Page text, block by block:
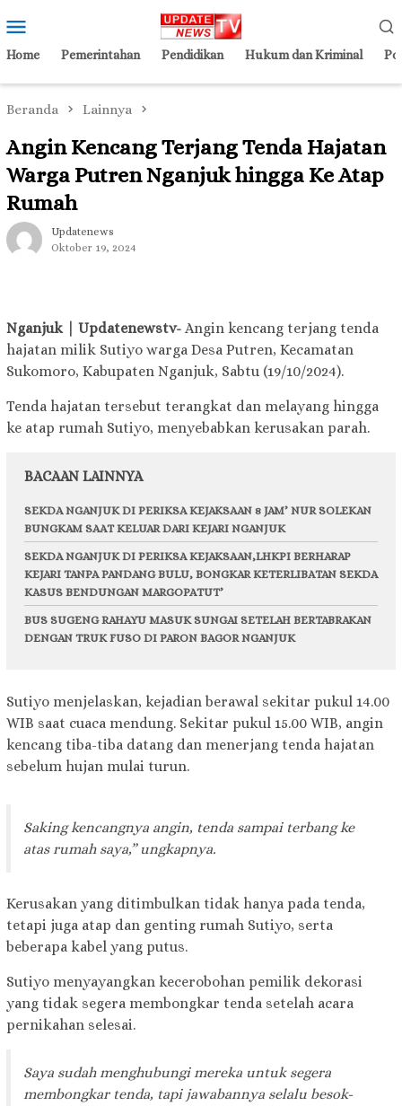
ke
kontenMobile
Home Pemerintahan Pendidikan Hukum dan Kriminal
Beranda Lainnya
Angin Kencang Terjang Tenda Hajatan
Warga Putren Nganjuk hingga Ke Atap
Rumah
Updatenews
Oktober 19, 2024
Nganjuk | Updatenewstv- Angin kencang terjang tenda
hajatan milik Sutiyo warga Desa Putren, Kecamatan
Sukomoro, Kabupaten Nganjuk, Sabtu (19/10/2024).
Tenda hajatan tersebut terangkat dan melayang hingga
ke atap rumah Sutiyo, menyebabkan kerusakan parah.
BACAAN LAINNYA
SEKDA NGANJUK DI PERIKSA KEJAKSAAN 8 JAM’ NUR SOLEKAN
BUNGKAM SAAT KELUAR DARI KEJARI NGANJUK
SEKDA NGANJUK DI PERIKSA KEJAKSAAN,LHKPI BERHARAP
KEJARI TANPA PANDANG BULU, BONGKAR KETERLIBATAN SEKDA
KASUS BENDUNGAN MARGOPATUT’
BUS SUGENG RAHAYU MASUK SUNGAI SETELAH BERTABRAKAN
DENGAN TRUK FUSO DI PARON BAGOR NGANJUK
Sutiyo menjelaskan, kejadian berawal sekitar pukul 14.00
WIB saat cuaca mendung. Sekitar pukul 15.00 WIB, angin
kencang tiba-tiba datang dan menerjang tenda hajatan
sebelum hujan mulai turun.
Saking kencangnya angin, tenda sampai terbang ke
atas rumah saya,” ungkapnya.
Kerusakan yang ditimbulkan tidak hanya pada tenda,
tetapi juga atap dan genting rumah Sutiyo, serta
beberapa kabel yang putus.
Sutiyo menyayangkan kecerobohan pemilik dekorasi
yang tidak segera membongkar tenda setelah acara
pernikahan selesai.
Saya sudah menghubungi mereka untuk segera
membongkar tenda, tapi jawabannya selalu besok-